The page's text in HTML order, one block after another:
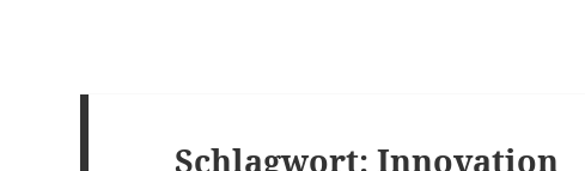
Schlagwort:Innovation